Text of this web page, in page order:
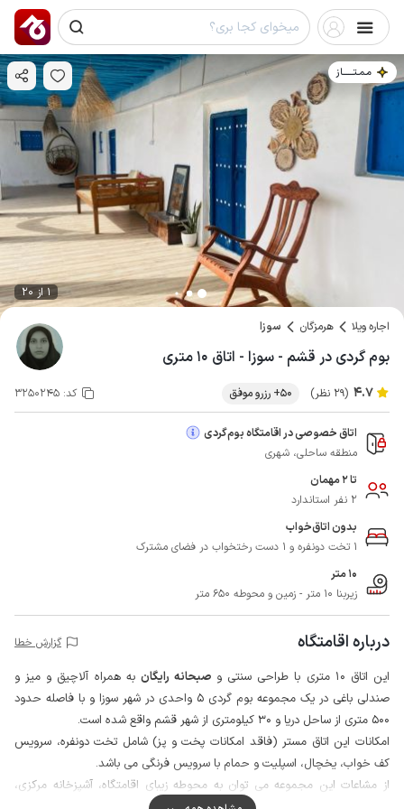
مـمـتــــــاز
1 از 20
اجاره ویلا هرمزگان سوزا
بوم گردی در قشم - سوزا - اتاق ۱۰ متری
4.7 (29 نظر) 50+ رزرو موفق کد: 3250245
اتاق خصوصی در اقامتگاه بوم‌گردی
منطقه ساحلی، شهری
تا 2 مهمان
2 نفر استاندارد
بدون اتاق‌خواب
1 تخت دونفره و 1 دست رختخواب در فضای مشترک
10 متر
زیربنا 10 متر - زمین و محوطه 650 متر
درباره اقامتگاه گزارش خطا
این اتاق 10 متری با طراحی سنتی و صبحانه رایگان به همراه آلاچیق و میز و
صندلی باغی در یک مجموعه بوم گردی 5 واحدی در شهر سوزا و با فاصله حدود
500 متری از ساحل دریا و 30 کیلومتری از شهر قشم واقع شده است.
امکانات این اتاق مستر (فاقد امکانات پخت و پز) شامل تخت دونفره، سرویس
کف خواب، یخچال، اسپلیت و حمام با سرویس فرنگی می باشد.
از مشاعات این مجموعه می توان به محوطه زیبای اقامتگاه، آشپزخانه مرکزی،